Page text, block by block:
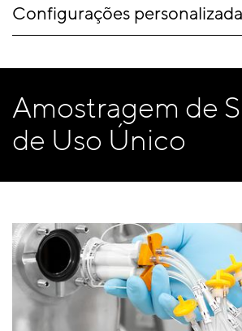
Configurações
Amostragem de
de Uso Único